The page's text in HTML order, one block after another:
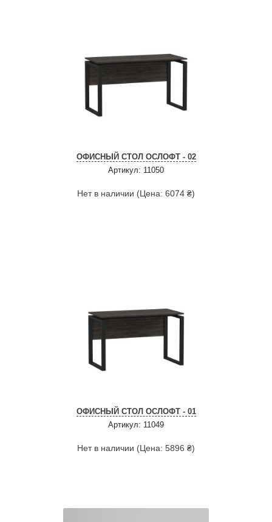
ОФИСНЫЙ СТОЛ ОСЛОФТ - 02
Артикул: 11050
Нет в наличии (Цена: 6074 ₴)
ОФИСНЫЙ СТОЛ ОСЛОФТ - 01
Артикул: 11049
Нет в наличии (Цена: 5896 ₴)